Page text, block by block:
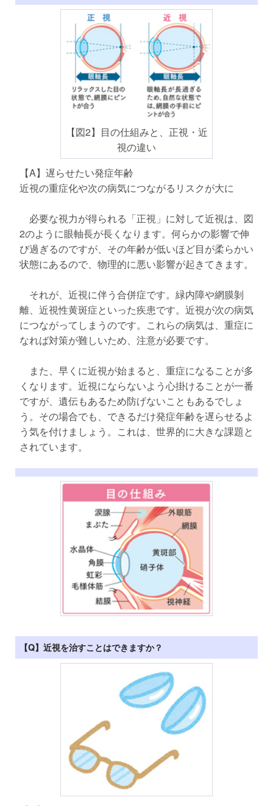
【図2】目の仕組みと、正視・近
視の違い
【A】遅らせたい発症年齢
近視の重症化や次の病気につながるリスクが大に
必要な視力が得られる「正視」に対して近視は、図
2のように眼軸長が長くなります。何らかの影響で伸
び過ぎるのですが、その年齢が低いほど目が柔らかい
状態にあるので、物理的に悪い影響が起きてきます。
それが、近視に伴う合併症です。緑内障や網膜剝
離、近視性黄斑症といった疾患です。近視が次の病気
につながってしまうのです。これらの病気は、重症に
なれば対策が難しいため、注意が必要です。
また、早くに近視が始まると、重症になることが多
くなります。近視にならないよう心掛けることが一番
ですが、遺伝もあるため防げないこともあるでしょ
う。その場合でも、できるだけ発症年齢を遅らせるよ
う気を付けましょう。これは、世界的に大きな課題と
されています。
【Q】近視を治すことはできますか？